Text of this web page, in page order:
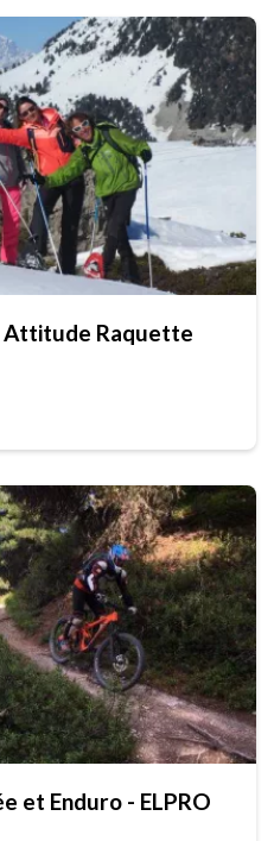
Attitude Raquette
et Enduro - ELPRO